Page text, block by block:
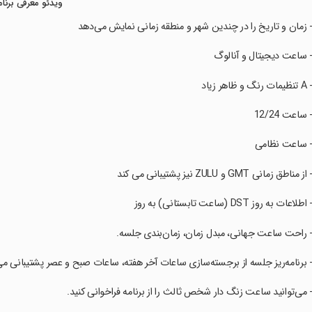
ویدئو معرفی
‏- زمان و تاریخ را در چندین شهر و منطقه زمانی نمایش می‌دهد
‏- ساعت دیجیتال و آنالوگ
‏- A تنظیمات رنگ و ظاهر زیاد
‏- ساعت 12/24
‏- ساعت نظامی
‏- از مناطق زمانی GMT ​​و ZULU نیز پشتیبانی می کند
‏- اطلاعات به روز DST (ساعت تابستانی) به روز
‏- راحت ساعت جهانی، مبدل زمان، زمان‌بندی جلسه.
‏- برنامه‌ریز جلسه از برجسته‌سازی ساعات آخر هفته، ساعات صبح و عصر پشتیبانی
‏- می‌توانید ساعت زنگ دار شخص ثالث را از برنامه فراخوانی کنید.